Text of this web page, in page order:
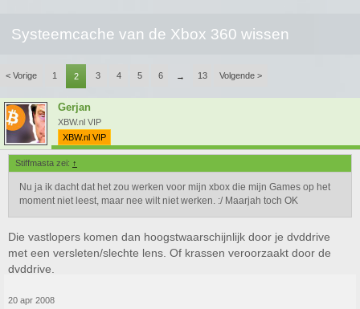
Systeemcache van de Xbox 360 wissen
< Vorige 1 2 3 4 5 6 → 13 Volgende >
Gerjan
XBW.nl VIP
XBW.nl VIP
Stiffmasta zei: ↑
Nu ja ik dacht dat het zou werken voor mijn xbox die mijn Games op het
moment niet leest, maar nee wilt niet werken. :/ Maarjah toch OK
Die vastlopers komen dan hoogstwaarschijnlijk door je dvddrive
met een versleten/slechte lens. Of krassen veroorzaakt door de
dvddrive.
20 apr 2008